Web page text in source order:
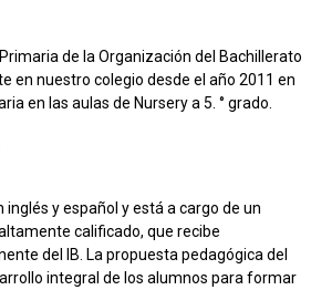
de la Organización del Bachillerato
en nuestro colegio desde el año 2011 en
en las aulas de Nursery a 5. ° grado.
inglés y español y está a cargo de un
calificado, que recibe
del IB. La propuesta pedagógica del
integral de los alumnos para formar